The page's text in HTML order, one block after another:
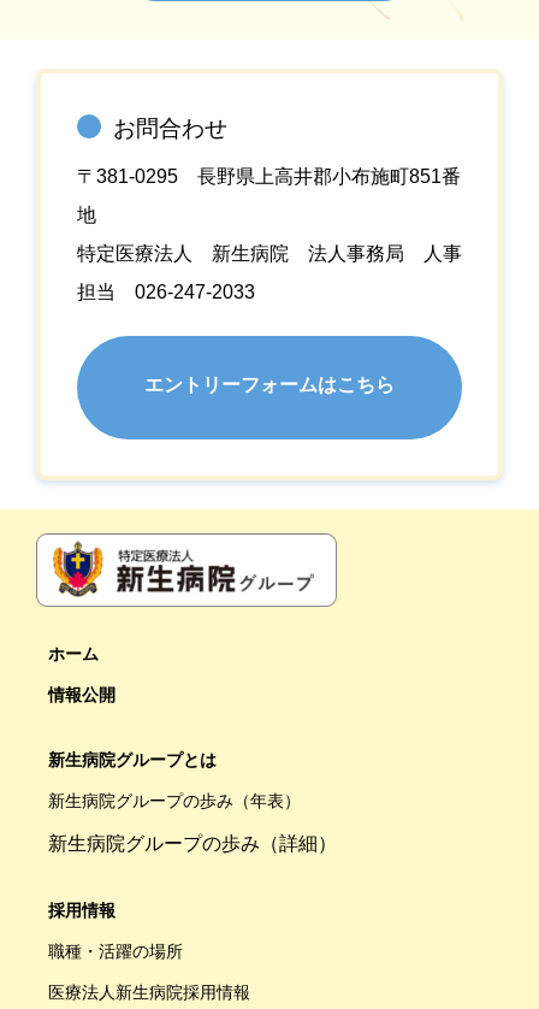
お問合わせ
〒381-0295 長野県上高井郡小布施町851番
地
特定医療法人 新生病院 法人事務局 人事
担当 026-247-2033
エントリーフォームはこちら
ホーム
情報公開
新生病院グループとは
新生病院グループの歩み（年表）
新生病院グループの歩み（詳細）
採用情報
職種・活躍の場所
医療法人新生病院採用情報